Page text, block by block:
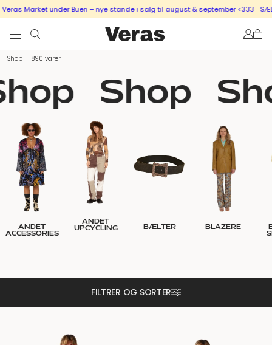
under Buen – nye stande i salg til august & september <333 SÆLG UD
Shop | 890 varer
Shop
ANDET
ACCESSORIES
ANDET
UPCYCLING
BÆLTER BLAZERE
FILTRER OG SORTER